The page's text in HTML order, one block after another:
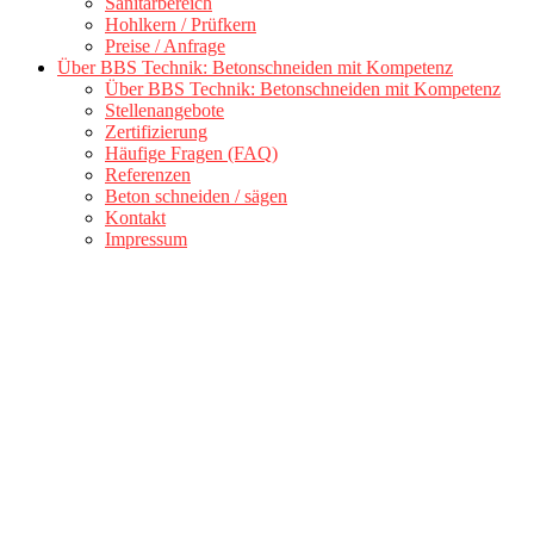
Hohlkern / Prüfkern
Preise / Anfrage
Über BBS Technik: Betonschneiden mit Kompetenz
Über BBS Technik: Betonschneiden mit Kompetenz
Stellenangebote
Zertifizierung
Häufige Fragen (FAQ)
Referenzen
Beton schneiden / sägen
Kontakt
Impressum